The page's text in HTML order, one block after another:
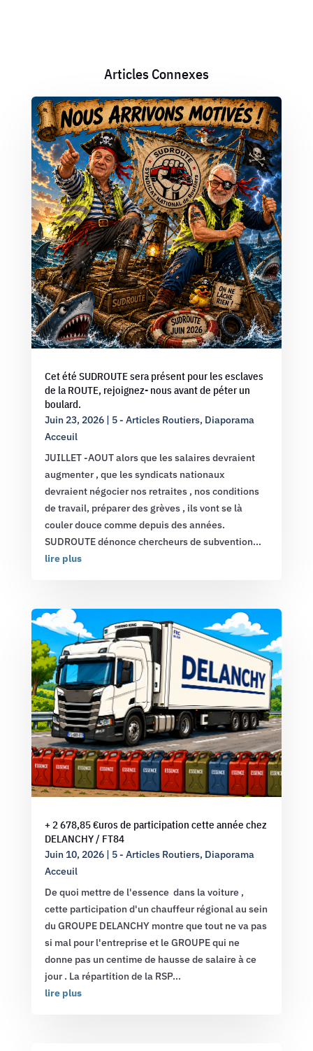
Articles Connexes
Cet été SUDROUTE sera présent pour les esclaves
de la ROUTE, rejoignez- nous avant de péter un
boulard.
Juin 23, 2026| 5 - Articles Routiers, Diaporama
Acceuil
JUILLET -AOUT alors que les salaires devraient
augmenter , que les syndicats nationaux
devraient négocier nos retraites , nos conditions
de travail, préparer des grèves , ils vont se là
couler douce comme depuis des années.
SUDROUTE dénonce chercheurs de subvention...
lire plus
+ 2 678,85 €uros de participation cette année chez
DELANCHY / FT84
Juin 10, 2026| 5 - Articles Routiers, Diaporama
Acceuil
De quoi mettre de l'essence dans la voiture ,
cette participation d'un chauffeur régional au sein
du GROUPE DELANCHY montre que tout ne va pas
si mal pour l'entreprise et le GROUPE qui ne
donne pas un centime de hausse de salaire à ce
jour . La répartition de la RSP...
lire plus